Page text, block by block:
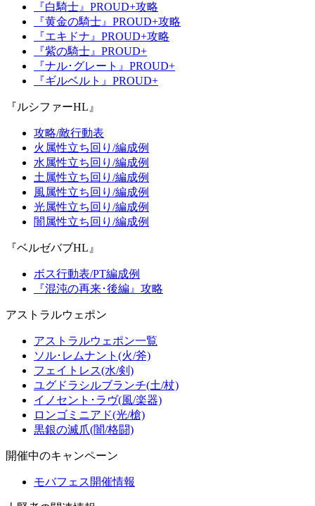
『白騎士』PROUD+攻略
『黄金の騎士』PROUD+攻略
『エキドナ』PROUD+攻略
『紫の騎士』PROUD+
『ナル･グレート』PROUD+
『ギルベルト』PROUD+
『ルシファーHL』
攻略/敵行動表
火属性立ち回り/編成例
水属性立ち回り/編成例
土属性立ち回り/編成例
風属性立ち回り/編成例
光属性立ち回り/編成例
闇属性立ち回り/編成例
『ベルゼバブHL』
ボス行動表/PT編成例
『混沌の再来･後編』攻略
アストラルウェポン
アストラルウェポン一覧
ソル･レムナント(火/斧)
フェイトレス(水/剣)
ユグドラシルブランチ(土/杖)
イノセント･ラヴ(風/楽器)
ロンゴミニアド(光/槍)
黒銀の滅爪(闇/格闘)
開催中のキャンペーン
モバフェス開催情報